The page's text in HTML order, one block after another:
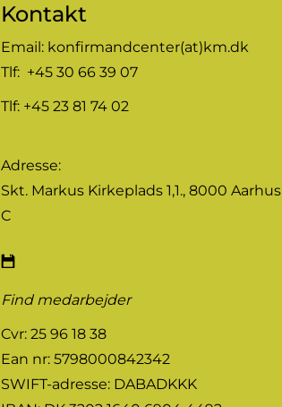
Kontakt
Email: konfirmandcenter(at)km.dk
Tlf: +45 30 66 39 07
Tlf: +45 23 81 74 02
Adresse:
Skt. Markus Kirkeplads 1,1., 8000 Aarhus
C
Find medarbejder
Cvr: 25 96 18 38
Ean nr: 5798000842342
SWIFT-adresse: DABADKKK